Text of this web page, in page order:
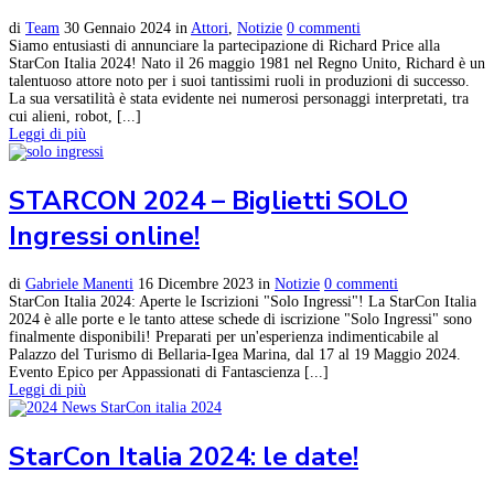
di Team 30 Gennaio 2024 in Attori, Notizie 0 commenti
Siamo entusiasti di annunciare la partecipazione di Richard Price alla
StarCon Italia 2024! Nato il 26 maggio 1981 nel Regno Unito, Richard è un
talentuoso attore noto per i suoi tantissimi ruoli in produzioni di successo.
La sua versatilità è stata evidente nei numerosi personaggi interpretati, tra
cui alieni, robot, [...]
Leggi di più
STARCON 2024 – Biglietti SOLO
Ingressi online!
di Gabriele Manenti 16 Dicembre 2023 in Notizie 0 commenti
StarCon Italia 2024: Aperte le Iscrizioni "Solo Ingressi"! La StarCon Italia
2024 è alle porte e le tanto attese schede di iscrizione "Solo Ingressi" sono
finalmente disponibili! Preparati per un'esperienza indimenticabile al
Palazzo del Turismo di Bellaria-Igea Marina, dal 17 al 19 Maggio 2024.
Evento Epico per Appassionati di Fantascienza [...]
Leggi di più
StarCon Italia 2024: le date!